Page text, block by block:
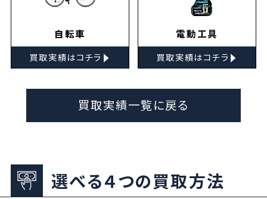
自転車
買取実績はコチラ ▸
電動工具
買取実績はコチラ ▸
買取実績一覧に戻る
選べる４つの買取方法